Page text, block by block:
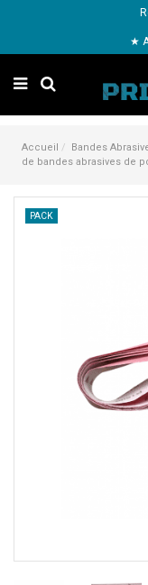
★
Accueil Bandes
de bandes abrasives de
PACK